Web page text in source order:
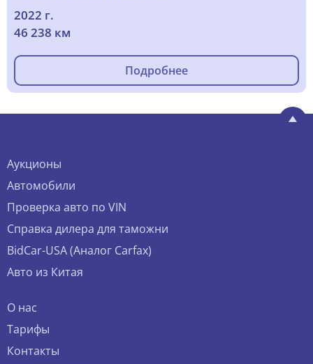
2022 г.
46 238 км
Подробнее
Аукционы
Автомобили
Проверка авто по VIN
Справка дилера для таможни
BidCar-USA (Аналог Carfax)
Авто из Китая
О нас
Тарифы
Контакты